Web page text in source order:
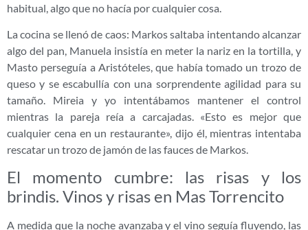
habitual, algo que no hacía por cualquier cosa.
La cocina se llenó de caos: Markos saltaba intentando alcanzar
algo del pan, Manuela insistía en meter la nariz en la tortilla, y
Masto perseguía a Aristóteles, que había tomado un trozo de
queso y se escabullía con una sorprendente agilidad para su
tamaño. Mireia y yo intentábamos mantener el control
mientras la pareja reía a carcajadas. «Esto es mejor que
cualquier cena en un restaurante», dijo él, mientras intentaba
rescatar un trozo de jamón de las fauces de Markos.
El momento cumbre: las risas y los
brindis. Vinos y risas en Mas Torrencito
A medida que la noche avanzaba y el vino seguía fluyendo, las